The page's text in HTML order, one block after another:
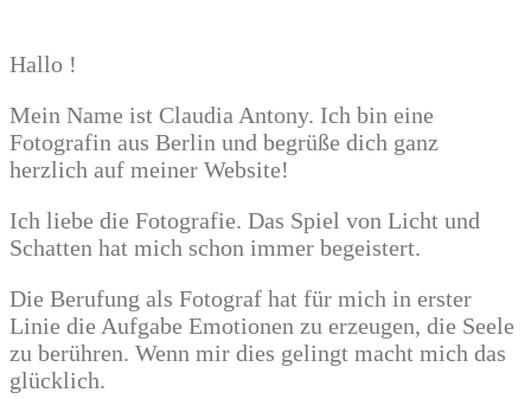
Hallo !
Mein Name ist Claudia Antony. Ich bin eine
Fotografin aus Berlin und begrüße dich ganz
herzlich auf meiner Website!
Ich liebe die Fotografie. Das Spiel von Licht und
Schatten hat mich schon immer begeistert.
Die Berufung als Fotograf hat für mich in erster
Linie die Aufgabe Emotionen zu erzeugen, die Seele
zu berühren. Wenn mir dies gelingt macht mich das
glücklich.